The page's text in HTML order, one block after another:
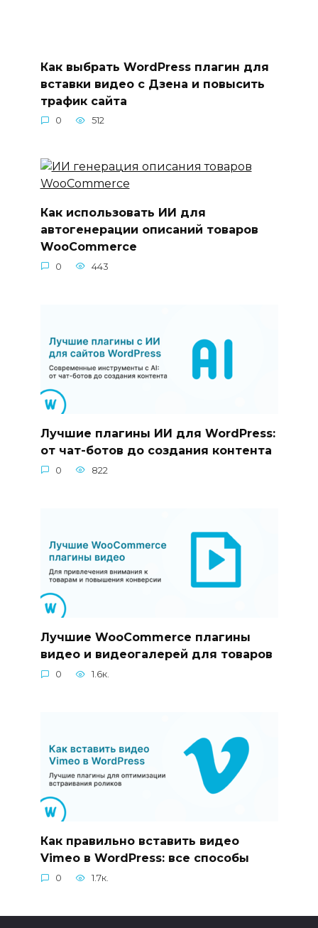
Как выбрать WordPress плагин для
вставки видео с Дзена и повысить
трафик сайта
0 512
Как использовать ИИ для
автогенерации описаний товаров
WooCommerce
0 443
Лучшие плагины ИИ для WordPress:
от чат-ботов до создания контента
0 822
Лучшие WooCommerce плагины
видео и видеогалерей для товаров
0 1.6к.
Как правильно вставить видео
Vimeo в WordPress: все способы
0 1.7к.